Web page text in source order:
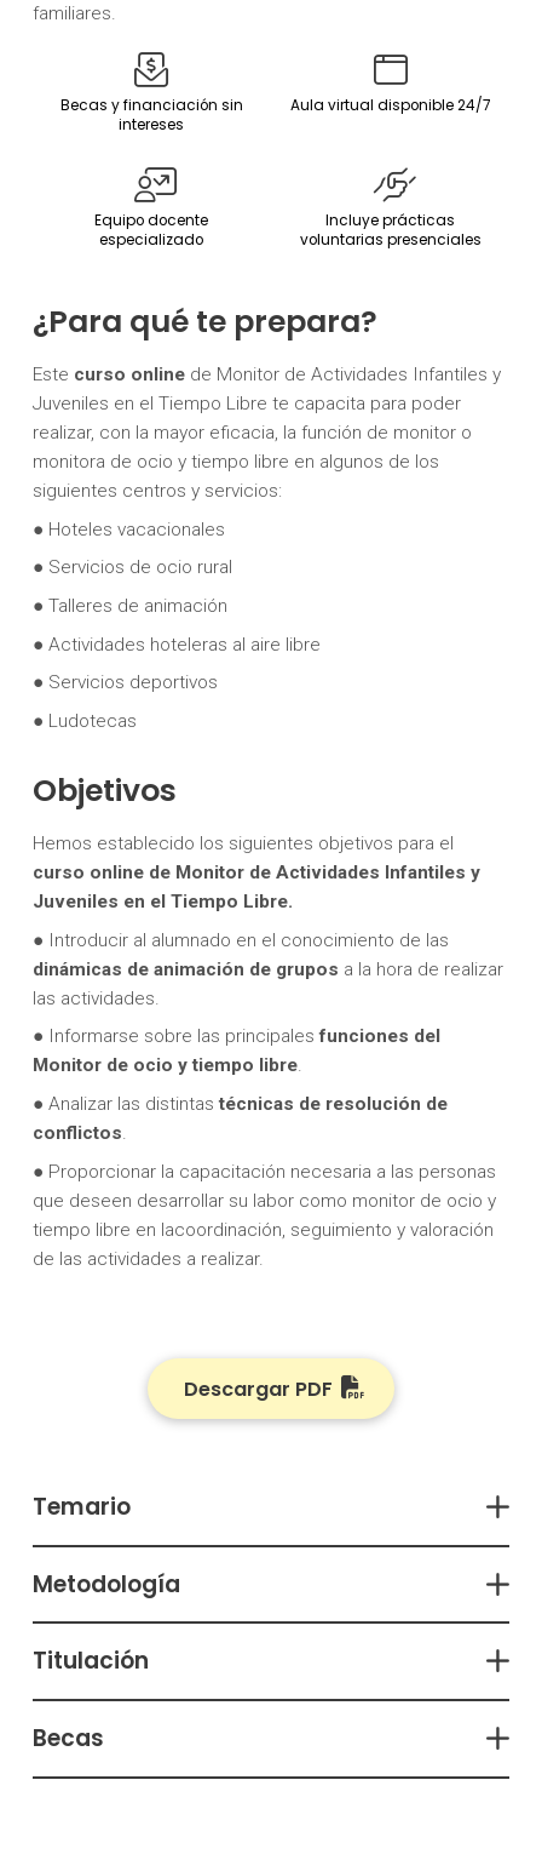
familiares.
Becas y financiación sin
intereses
Aula virtual disponible 24/7
Equipo docente
especializado
Incluye prácticas
voluntarias presenciales
¿Para qué te prepara?
Este curso onlinede Monitor de Actividades Infantiles y
Juveniles en el Tiempo Libre te capacita para poder
realizar, con la mayor eficacia, la función de monitor o
monitora de ocio y tiempo libre en algunos de los
siguientes centros y servicios:
● Hoteles vacacionales
● Servicios de ocio rural
● Talleres de animación
● Actividades hoteleras al aire libre
● Servicios deportivos
● Ludotecas
Objetivos
Hemos establecido los siguientes objetivos para el
curso online de Monitor de Actividades Infantiles y
Juveniles en el Tiempo Libre.
● Introducir al alumnado en el conocimiento de las
dinámicas de animación de grupos a la hora de realizar
las actividades.
● Informarse sobre las principalesfunciones del
Monitor de ocio y tiempo libre.
● Analizar las distintastécnicas de resolución de
conflictos.
● Proporcionar la capacitación necesaria a las personas
que deseen desarrollar su labor como monitor de ocio y
tiempo libre en lacoordinación, seguimiento y valoración
de las actividades a realizar.
Descargar PDF
Temario
Metodología
Titulación
Becas